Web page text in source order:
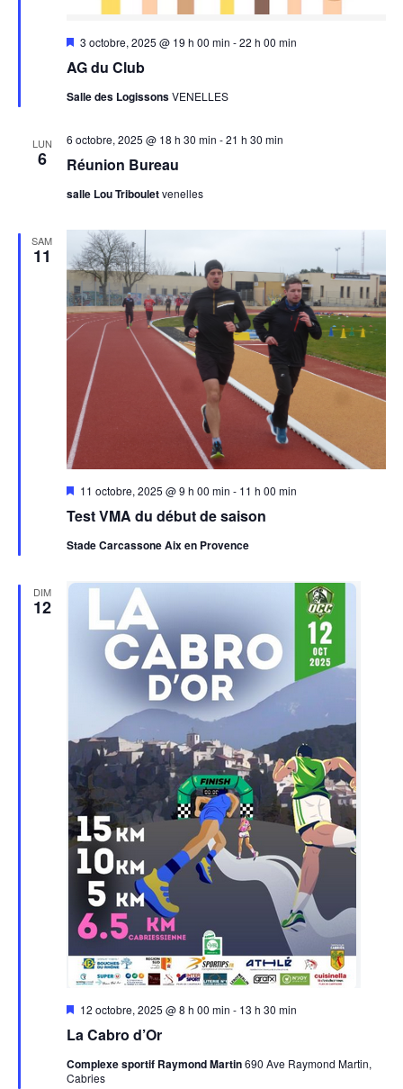
AG du Club
Mis
avant
3 octobre, 2025 @ 19 h 00 min -22 h 00 min
Salle des LogissonsVENELLES
LUN
6 Réunion Bureau
6 octobre, 2025 @ 18 h 30 min -21 h 30 min
salle Lou Tribouletvenelles
SAM
11
Test VMA du début de saison
Mis
avant
11 octobre, 2025 @ 9 h 00 min - 11 h 00 min
Stade Carcassone Aix en Provence
DIM
12
La Cabro d’Or
Mis
avant
12 octobre, 2025 @ 8 h 00 min - 13 h 30 min
Complexe sportif Raymond Martin690 Ave Raymond Martin,
Cabries